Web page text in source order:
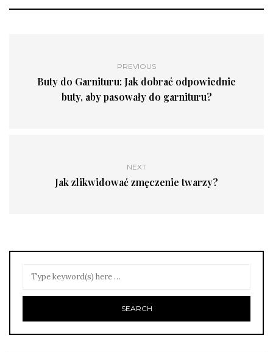
PREVIOUS
Buty do Garnituru: Jak dobrać odpowiednie
buty, aby pasowały do garnituru?
NEXT
Jak zlikwidować zmęczenie twarzy?